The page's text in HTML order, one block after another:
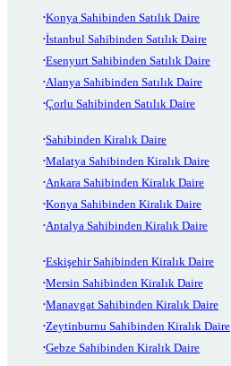
Konya Sahibinden Satılık Daire
İstanbul Sahibinden Satılık Daire
Esenyurt Sahibinden Satılık Daire
Alanya Sahibinden Satılık Daire
Çorlu Sahibinden Satılık Daire
Sahibinden Kiralık Daire
Malatya Sahibinden Kiralık Daire
Ankara Sahibinden Kiralık Daire
Konya Sahibinden Kiralık Daire
Antalya Sahibinden Kiralık Daire
Eskişehir Sahibinden Kiralık Daire
Mersin Sahibinden Kiralık Daire
Manavgat Sahibinden Kiralık Daire
Zeytinburnu Sahibinden Kiralık Daire
Gebze Sahibinden Kiralık Daire